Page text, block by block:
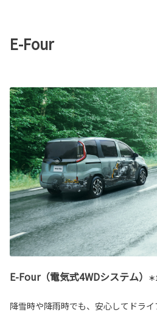
E-Four
E-Four（電気式4WDシステム） ＊
降雪時や降雨時でも、安心してドライ